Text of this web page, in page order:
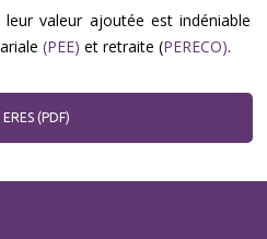
leur valeur ajoutée est indéniable
(PEE) et retraite (PERECO).
ERES (PDF)